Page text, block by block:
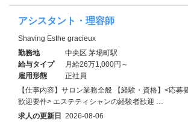
アシスタント・理容師
Shaving Esthe gracieux
勤務地
中央区 茅場町駅
給与タイプ
月給26万1,000円～
雇用形態
正社員
【仕事内容】サロン業務全般 【経験・資格】<応募
歓迎要件> エステティシャンの経験者歓迎 …
求人の更新日 2026-08-06